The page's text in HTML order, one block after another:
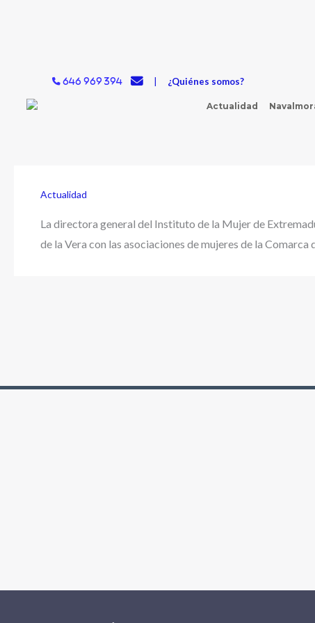
646 969 394 ¿Quiénes somos?
Actualidad
Actualidad
La directora general del Instituto de la Mujer de
de la Vera con las asociaciones de mujeres de la Comarca